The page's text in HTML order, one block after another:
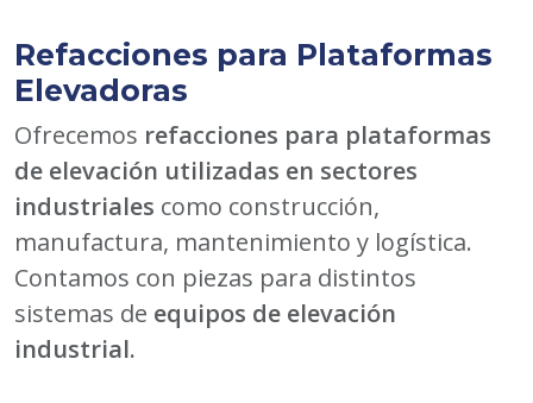
Refacciones para Plataformas
Elevadoras
Ofrecemos refacciones para plataformas
de elevación utilizadas en sectores
industriales como construcción,
manufactura, mantenimiento y logística.
Contamos con piezas para distintos
sistemas de equipos de elevación
industrial.